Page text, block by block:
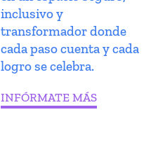
inclusivo y
transformador donde
cada paso cuenta y cada
logro se celebra.
INFÓRMATE MÁS